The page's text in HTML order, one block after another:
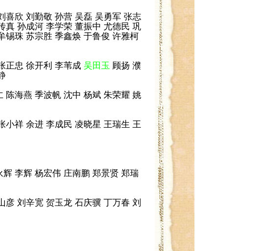
喜欣 刘勤敬 孙营 吴磊 吴勇军 张志
真 孙成河 李学荣 董振中 尤德民 巩
锡珠 苏宗胜 季鑫焕 于鲁俊 许雅柯
正忠 徐开利 李苇成 吴田玉 顾扬 濮
陈海燕 季波帆 沈中 杨斌 朱荣耀 姚
小祥 余进 李成民 凌晓星 王瑞生 王
李辉 杨宏伟 庄南鹏 郑景贤 郑瑞
刘辛宽 贺玉龙 石庆骥 丁万春 刘